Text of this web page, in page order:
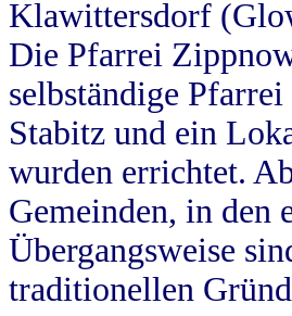
Klawittersdorf
Die Pfarrei
selbständige
Stabitz und ein
wurden errichtet.
Gemeinden, in den
Übergangsweise
traditionellen